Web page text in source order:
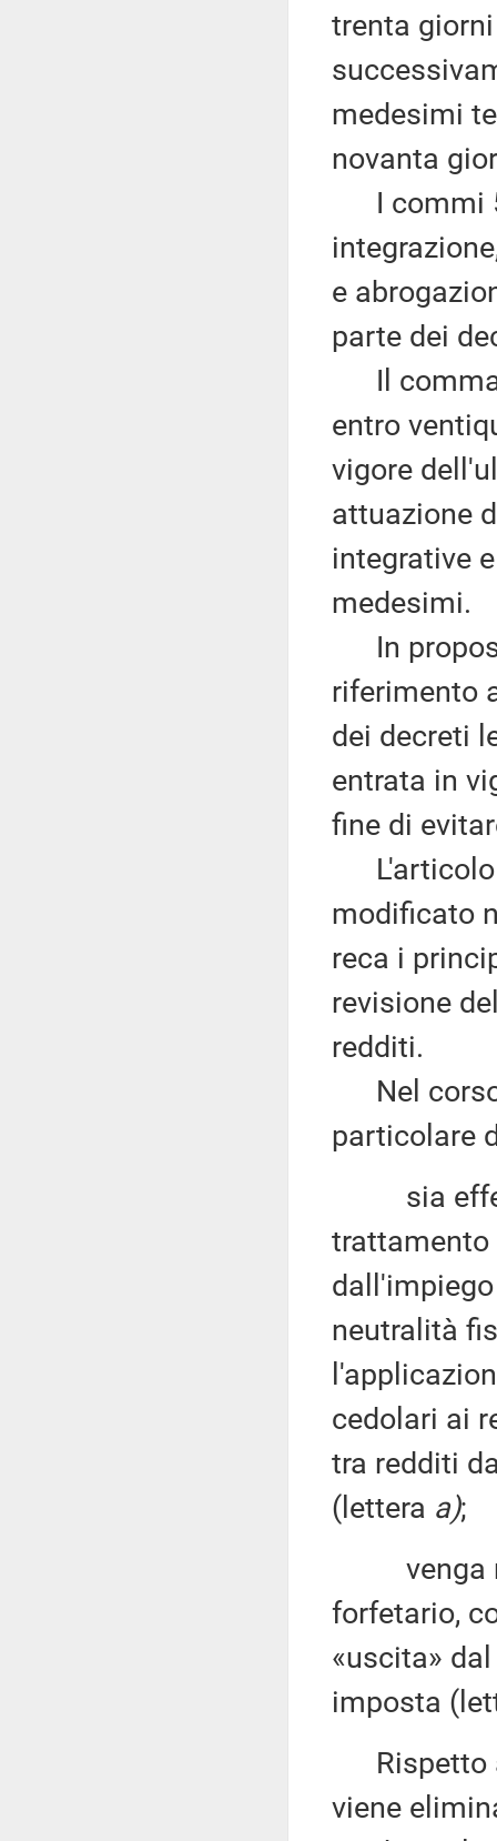
trenta
medesimi
novanta
I commi
e
parte dei
Il comma
entro
vigore
attuazione
integrative
medesimi.
In
riferimento
dei decreti
entrata in
fine di
L'articolo
modificato
reca i
revisione
redditi.
Nel corso
particolare
sia
trattamento
neutralità
cedolari ai
tra redditi
(lettera a);
venga
forfetario,
«uscita»
imposta
Rispetto
viene